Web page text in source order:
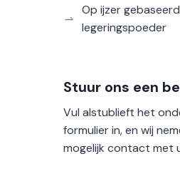
Op ijzer gebaseerd
legeringspoeder
Stuur ons een
Vul alstublieft het
formulier in, en wij
mogelijk contact met